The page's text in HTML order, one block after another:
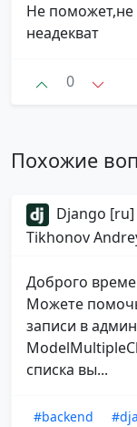
Не поможет,не
неадекват
0
Похожие
Django [ru]
Tikhonov
Доброго
Можете
записи в
списка вы...
#backend